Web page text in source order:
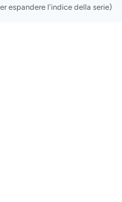
espandere l'indice della serie)